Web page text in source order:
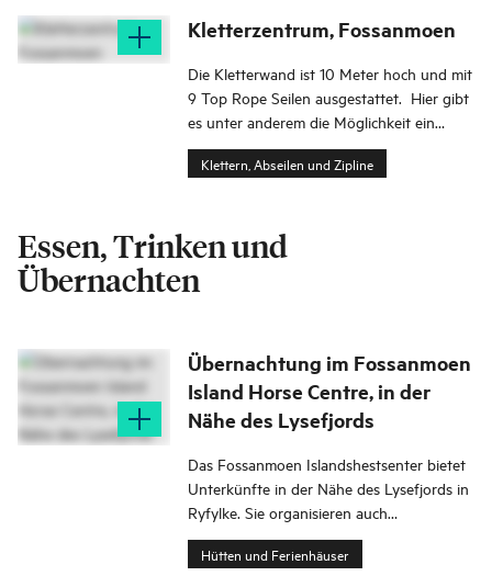
Kletterzentrum, Fossanmoen
Die Kletterwand ist 10 Meter hoch und mit
9 Top Rope Seilen ausgestattet. Hier gibt
es unter anderem die Möglichkeit ein
Modell des Preikestolens (Kanzel) zu
erklettern! Bei uns darf jeder klettern.
Klettern, Abseilen und Zipline
Essen, Trinken und
Übernachten
Übernachtung im Fossanmoen
Island Horse Centre, in der
Nähe des Lysefjords
Das Fossanmoen Islandshestsenter bietet
Unterkünfte in der Nähe des Lysefjords in
Ryfylke. Sie organisieren auch
Reitausflüge.
Hütten und Ferienhäuser